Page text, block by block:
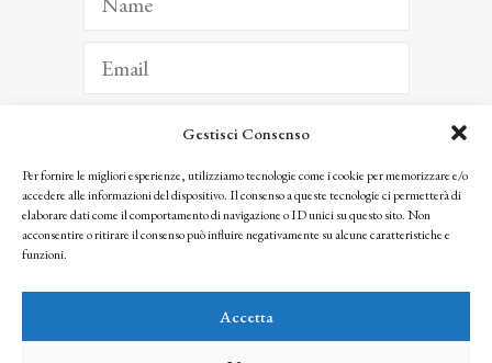
Gestisci Consenso
Per fornire le migliori esperienze, utilizziamo tecnologie come i cookie per memorizzare e/o
accedere alle informazioni del dispositivo. Il consenso a queste tecnologie ci permetterà di
elaborare dati come il comportamento di navigazione o ID unici su questo sito. Non
acconsentire o ritirare il consenso può influire negativamente su alcune caratteristiche e
funzioni.
Accetta
ISCRIVITI
Facendo clic per iscriverti, riconosci che le tue informazioni saranno trattate
seguendo la nostra Privacy Policy
© 2025 Istituto Matteucci. All right reserved
l’autorizzazione scritta dei proprietari dei diritti e dell’Istituto Matteucci